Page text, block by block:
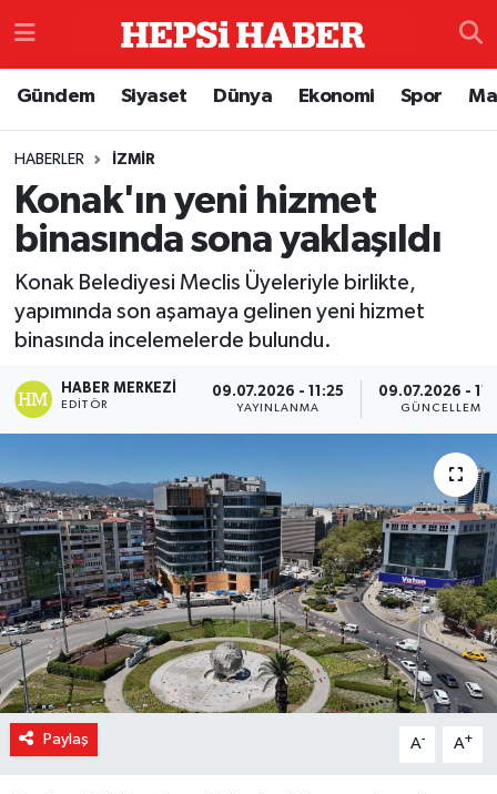
Gündem Siyaset Dünya Ekonomi Spor
HABERLER İZMIR
Konak'ın yeni hizmet
binasında sona yaklaşıldı
Konak Belediyesi Meclis Üyeleriyle birlikte,
yapımında son aşamaya gelinen yeni hizmet
binasında incelemelerde bulundu.
HABER MERKEZI
EDITÖR
09.07.2026 - 11:25
YAYINLANMA
09.07.2026 -
GÜNCELLEME
Paylaş A- A+
Çevre
Dünya
Eğitim
Gündem
Magazin
Özel Haber
Sağlık
Siyaset
Son Dakika
İzmir Namaz Vakitleri
İstanbul Trafik Yoğunluk Haritası
Süper Lig Puan Durumu ve Fikstür
Haber Arşivi